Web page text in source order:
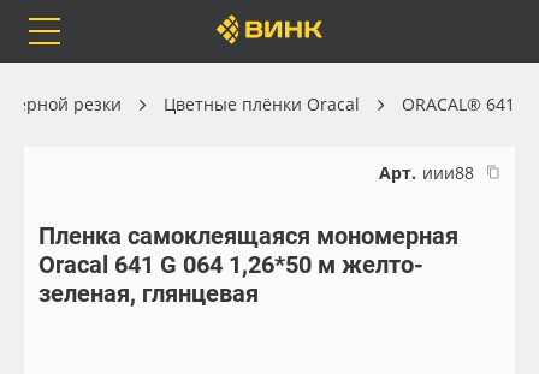
Каталог
Orafol
Весь каталог
Рулонные материалы
резки Цветные плёнки Oracal ORACAL® 641
Арт. иии88
Пленка самоклеящаяся мономерная
Oracal 641 G 064 1,26*50 м желто-
зеленая, глянцевая